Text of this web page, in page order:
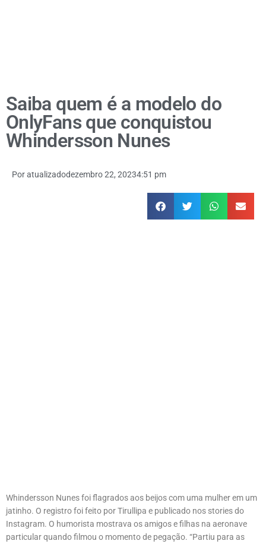
Saiba quem é a modelo do
OnlyFans que conquistou
Whindersson Nunes
Poratualizadodezembro 22, 20234:51 pm
Whindersson Nunes foi flagrados aos beijos com uma mulher em um
jatinho. O registro foi feito por Tirullipa e publicado nos stories do
Instagram. O humorista mostrava os amigos e filhas na aeronave
particular quando filmou o momento de pegação. “Partiu para as